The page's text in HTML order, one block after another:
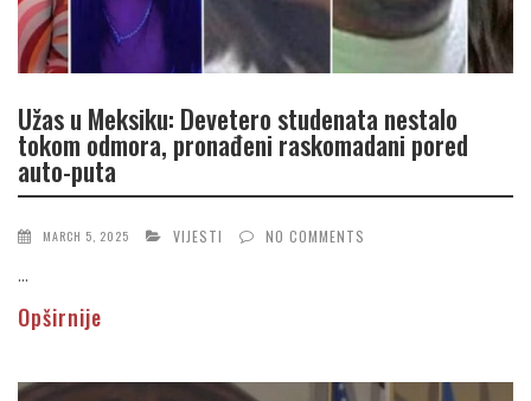
Užas u Meksiku: Devetero studenata nestalo
tokom odmora, pronađeni raskomadani pored
auto-puta
MARCH 5, 2025 VIJESTI NO COMMENTS
...
Opširnije